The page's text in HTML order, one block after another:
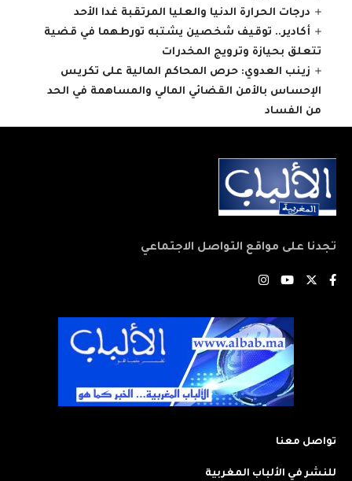
درجات الحرارة الدنيا والعليا المرتقبة غدا الأحد
أكادير.. توقيف شخصين يشتبه تورطهما في قضية
تتعلق بحيازة وترويج المخدرات
زينب العدوي: حرص المحاكم المالية على تكريس
الإحساس بالأمن القضائي المالي والمساهمة في الحد
من الفساد
تجدنا على مواقع التواصل الاجتماعي
تواصل معنا
للنشر في الألباب المغربية